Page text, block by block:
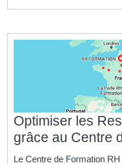
Optimiser les
grâce au Centre
Le Centre de Formation